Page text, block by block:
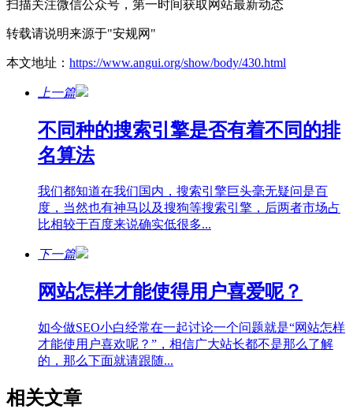
扫描关注微信公众号，第一时间获取网站最新动态
转载请说明来源于"安规网"
本文地址： https://www.angui.org/show/body/430.html
上一篇
不同种的搜索引擎是否有着不同的排
名算法
我们都知道在我们国内，搜索引擎巨头毫无疑问是百
度，当然也有神马以及搜狗等搜索引擎，后两者市场占
比相较于百度来说确实低很多...
下一篇
网站怎样才能使得用户喜爱呢？
如今做SEO小白经常在一起讨论一个问题就是“网站怎样
才能使用户喜欢呢？”，相信广大站长都不是那么了解
的，那么下面就请跟随...
相关文章